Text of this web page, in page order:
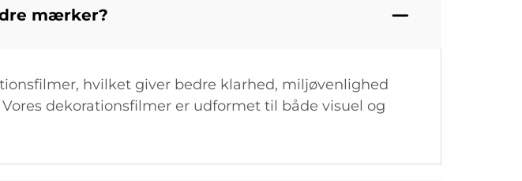
mærker?
hvilket giver bedre klarhed, miljøvenlighed
dekorationsfilmer er udformet til både visuel og